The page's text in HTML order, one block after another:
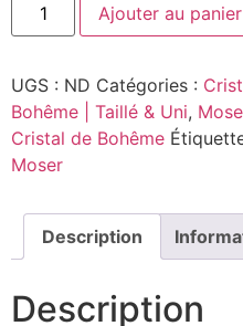
Ajouter au panier
UGS : ND Catégories :
Bohême | Taillé & Uni,
Cristal de Bohême
Moser
Description
Description